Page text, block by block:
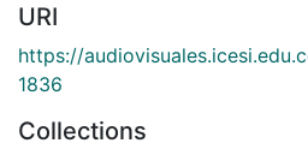
URI
https://
1836
Collections